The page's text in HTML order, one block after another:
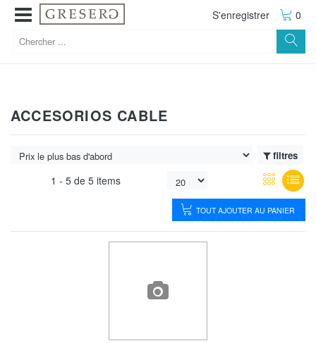
S'enregistrer 0
ACCESORIOS CABLE
filtres
1 -5de5 items
TOUT AJOUTER AU PANIER